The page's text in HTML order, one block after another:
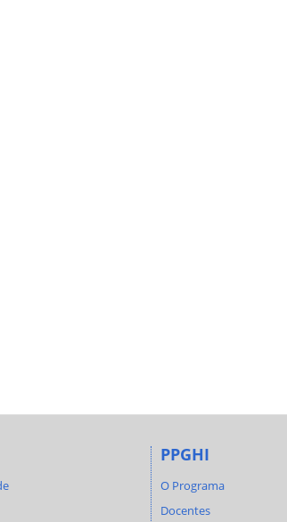
PPGHI
O Programa
Docentes